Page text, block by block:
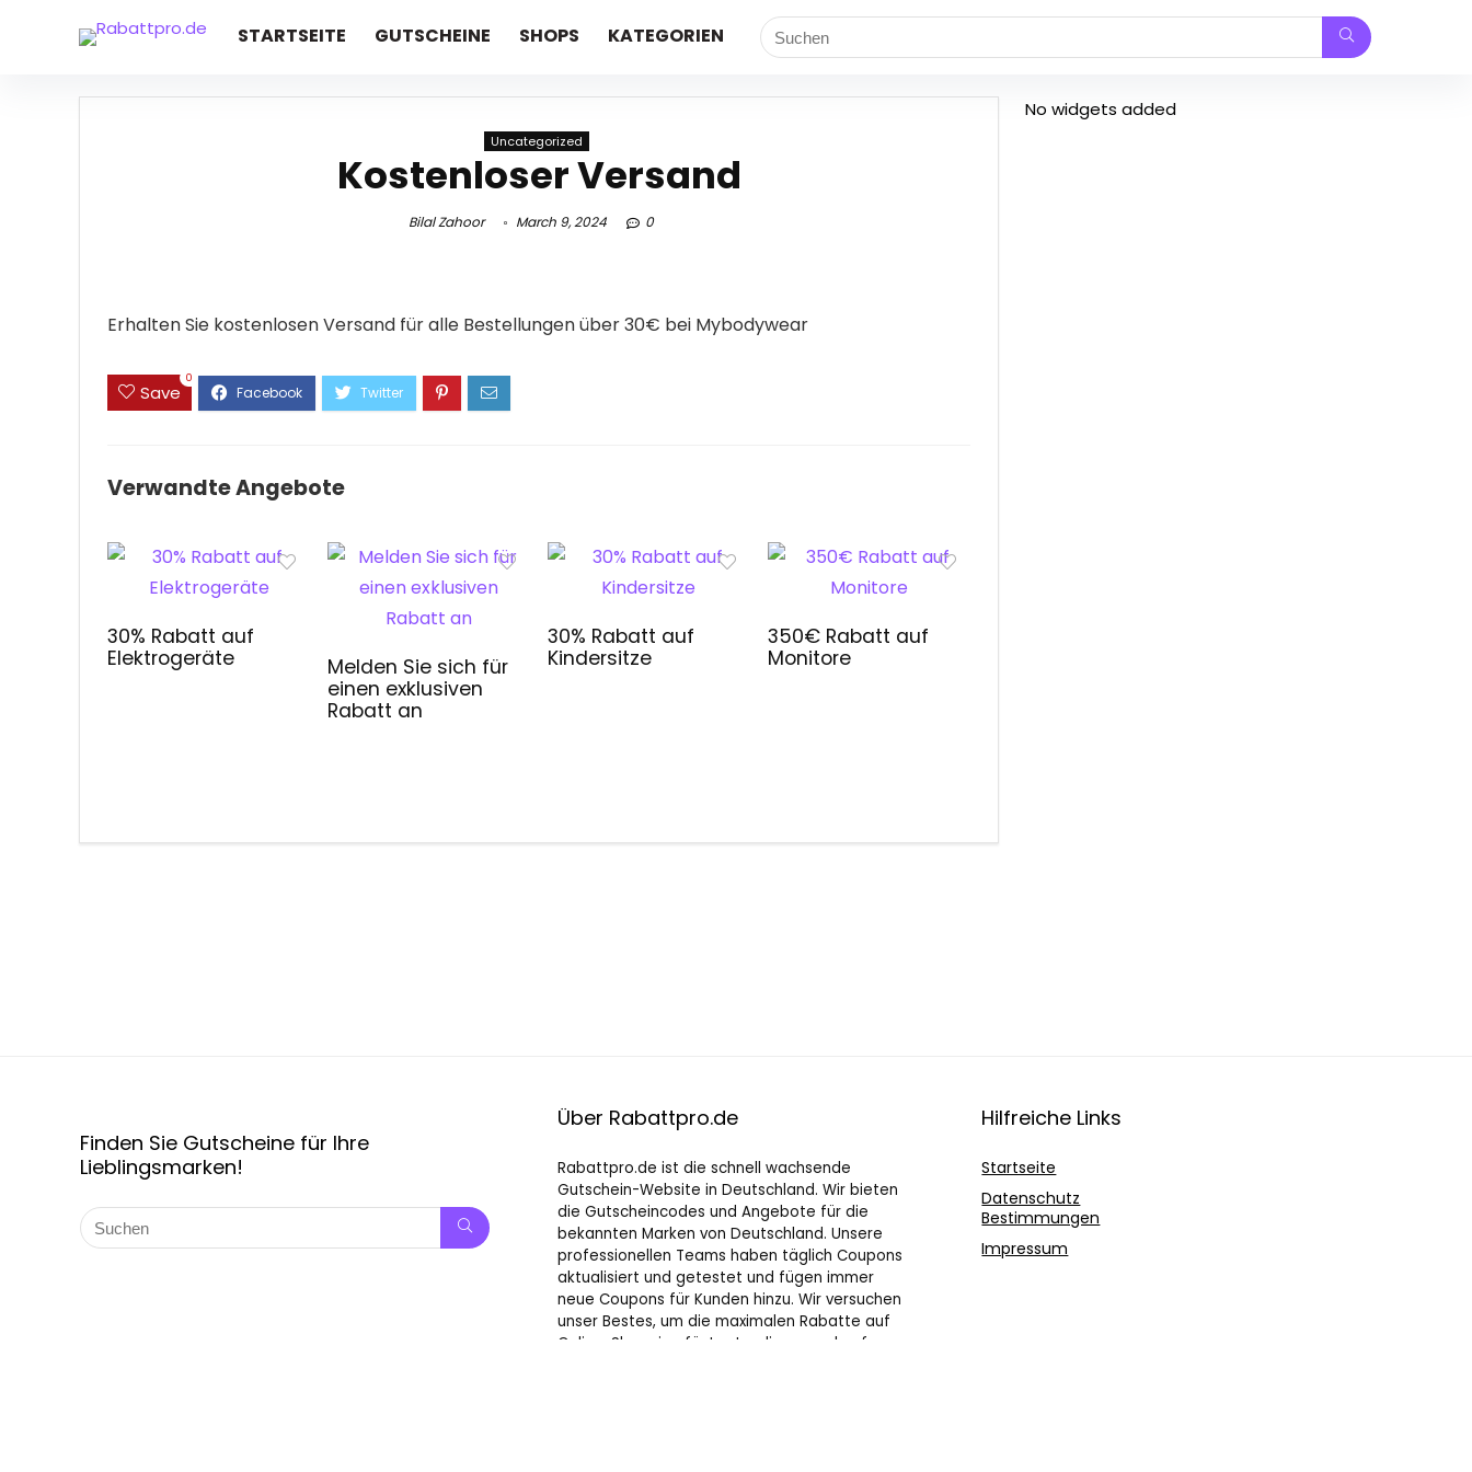
STARTSEITE GUTSCHEINE SHOPS KATEGORIEN
Uncategorized
Kostenloser Versand
Bilal Zahoor March 9, 2024 0
Erhalten Sie kostenlosen Versand für alle Bestellungen über 30€ bei Mybodywear
Save
0
Verwandte Angebote
30% Rabatt auf
Elektrogeräte
Melden Sie sich für
einen exklusiven
Rabatt an
30% Rabatt auf
Kindersitze
350€ Rabatt auf
Monitore
No widgets added
Finden Sie Gutscheine für Ihre
Lieblingsmarken!
Über Rabattpro.de
Rabattpro.de ist die schnell wachsende
Gutschein-Website in Deutschland. Wir bieten
die Gutscheincodes und Angebote für die
bekannten Marken von Deutschland. Unsere
professionellen Teams haben täglich Coupons
aktualisiert und getestet und fügen immer
neue Coupons für Kunden hinzu. Wir versuchen
unser Bestes, um die maximalen Rabatte auf
Online-Shopping für Leute, die gerne kaufen, zu
Hilfreiche Links
Startseite
Datenschutz
Bestimmungen
Impressum